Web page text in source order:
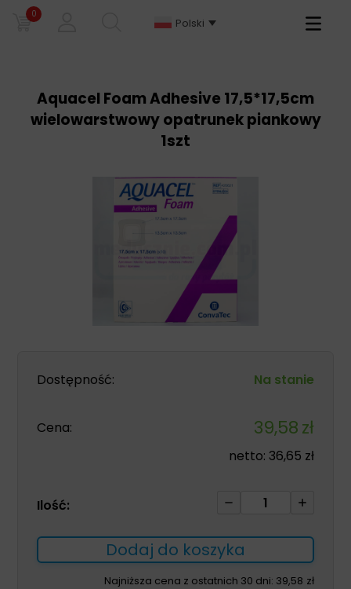
0
Polski
Primary
Aquacel Foam Adhesive 17,5*17,5cm
wielowarstwowy opatrunek piankowy
1szt
Dostępność: Na stanie
Cena: 39,58zł
netto: 36,65 zł
Ilość:
ilość
Foam
Adhesive
17,5*17,5cm
Dodaj do koszyka
Najniższa cena z ostatnich 30 dni: 39,58 zł